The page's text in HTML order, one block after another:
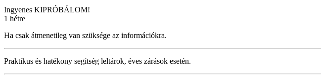
Ingyenes KIPRÓBÁLOM!
1 hétre
Ha csak átmenetileg van szüksége az információkra.
Praktikus és hatékony segítség leltárok, éves zárások esetén.